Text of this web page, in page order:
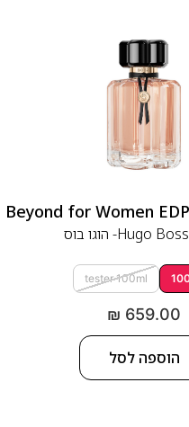
Hugo Boss- הוגו בוס
tester 100ml
₪ 659.00
הוספה לסל